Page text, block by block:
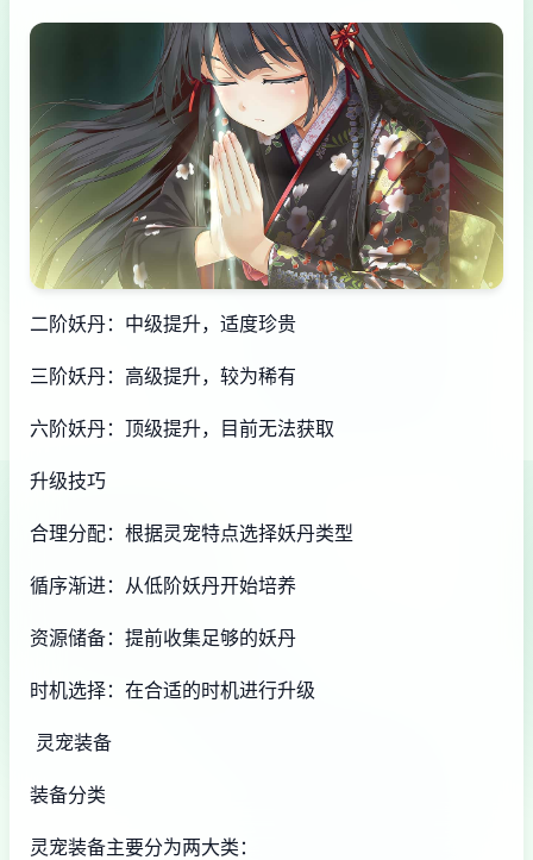
二阶妖丹：中级提升，适度珍贵
三阶妖丹：高级提升，较为稀有
六阶妖丹：顶级提升，目前无法获取
升级技巧
合理分配：根据灵宠特点选择妖丹类型
循序渐进：从低阶妖丹开始培养
资源储备：提前收集足够的妖丹
时机选择：在合适的时机进行升级
灵宠装备
装备分类
灵宠装备主要分为两大类：